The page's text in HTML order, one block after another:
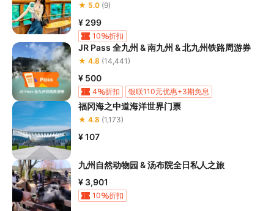
语导游)
★ 5.0 (9)
¥ 299
10 折扣
JR Pass 全九州 & 南九州 & 北九州铁路周游券
★ 4.8 (14,441)
¥ 500
4 折扣
银联110元优惠+3期免息
银联优惠100元+3期免息
上银信用卡独家立减30元
购买门票，日本景点可享九折优惠
福冈海之中道海洋世界门票
★ 4.8 (1,173)
¥ 107
九州自然动物园 & 汤布院全日私人之旅
¥ 3,901
10 折扣